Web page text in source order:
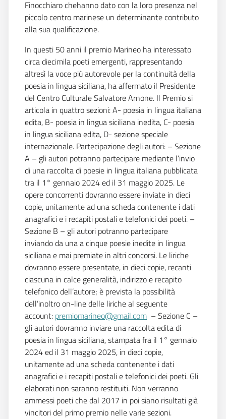
Finocchiaro chehanno dato con la loro presenza nel
piccolo centro marinese un determinante contributo
alla sua qualificazione.
In questi 50 anni il premio Marineo ha interessato
circa diecimila poeti emergenti, rappresentando
altresì la voce più autorevole per la continuità della
poesia in lingua siciliana, ha affermato il Presidente
del Centro Culturale Salvatore Arnone. Il Premio si
articola in quattro sezioni: A- poesia in lingua italiana
edita, B- poesia in lingua siciliana inedita, C- poesia
in lingua siciliana edita, D- sezione speciale
internazionale. Partecipazione degli autori: – Sezione
A – gli autori potranno partecipare mediante l’invio
di una raccolta di poesie in lingua italiana pubblicata
tra il 1° gennaio 2024 ed il 31 maggio 2025. Le
opere concorrenti dovranno essere inviate in dieci
copie, unitamente ad una scheda contenente i dati
anagrafici e i recapiti postali e telefonici dei poeti. –
Sezione B – gli autori potranno partecipare
inviando da una a cinque poesie inedite in lingua
siciliana e mai premiate in altri concorsi. Le liriche
dovranno essere presentate, in dieci copie, recanti
ciascuna in calce generalità, indirizzo e recapito
telefonico dell’autore; è prevista la possibilità
dell’inoltro on-line delle liriche al seguente
account: premiomarineo@gmail.com – Sezione C –
gli autori dovranno inviare una raccolta edita di
poesia in lingua siciliana, stampata fra il 1° gennaio
2024 ed il 31 maggio 2025, in dieci copie,
unitamente ad una scheda contenente i dati
anagrafici e i recapiti postali e telefonici dei poeti. Gli
elaborati non saranno restituiti. Non verranno
ammessi poeti che dal 2017 in poi siano risultati già
vincitori del primo premio nelle varie sezioni.